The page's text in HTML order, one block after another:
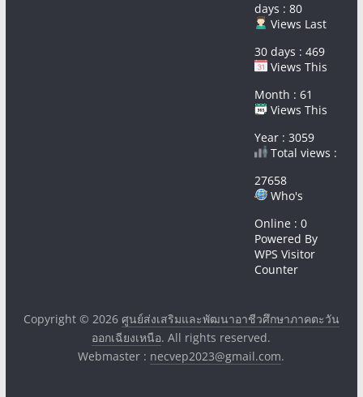
days : 80
Views Last
30 days : 469
Views This
Month : 61
Views This
Year : 3059
Total views :
27658
Who's
Online : 0
Powered By
WPS Visitor
Counter
Copyright © 2026 ศูนย์ส่งเสริมและพัฒนาอาชีวศึกษาภาคตะวัน
ออกเฉียงเหนือ. All rights reserved.
Webmaster : necvep2023@gmail.com.